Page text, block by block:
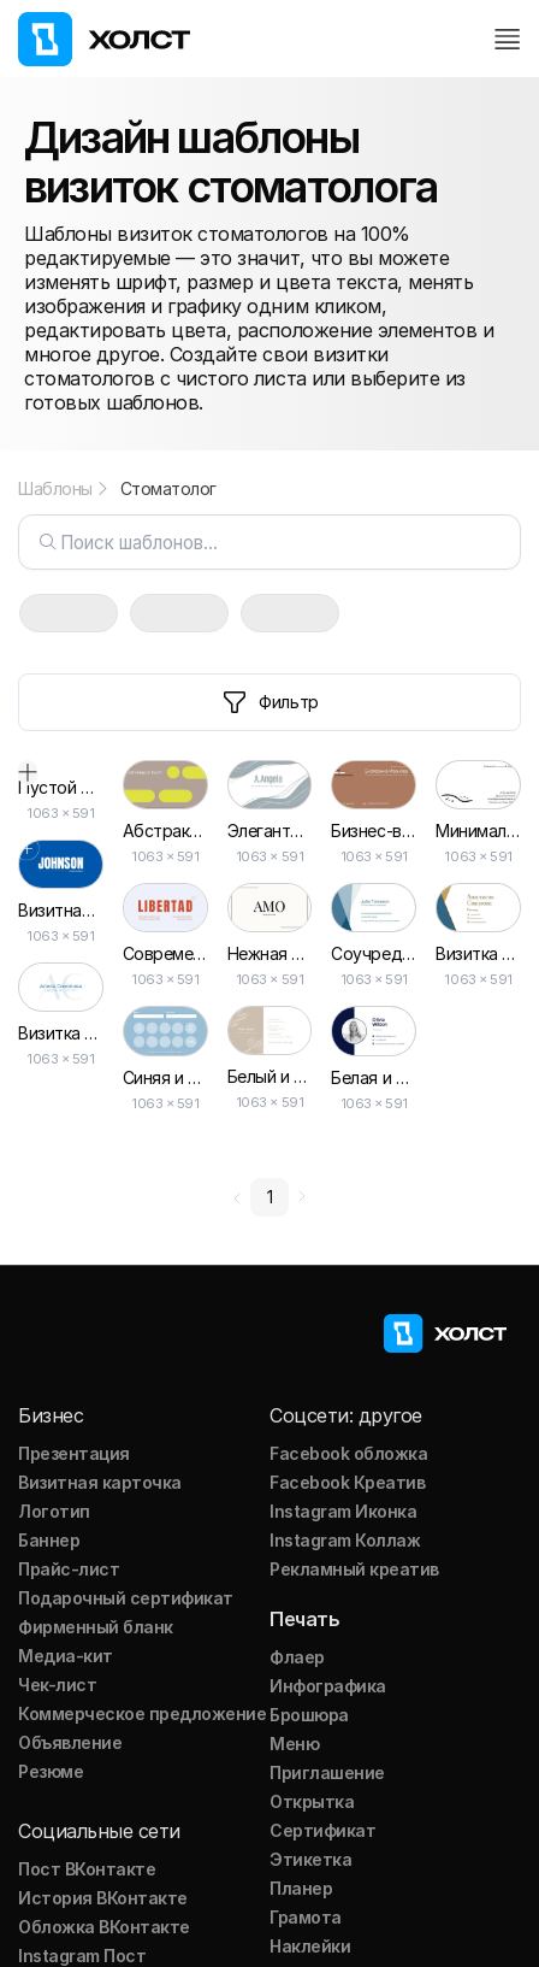
Дизайн шаблоны
визиток стоматолога
Шаблоны визиток стоматологов на 100%
редактируемые — это значит, что вы можете
изменять шрифт, размер и цвета текста, менять
изображения и графику одним кликом,
редактировать цвета, расположение элементов и
многое другое. Создайте свои визитки
стоматологов с чистого листа или выберите из
готовых шаблонов.
Шаблоны Стоматолог
Фильтр
Пустой дизайн-макет
1063 × 591
Визитная Карточка Графического Дизайнера
1063 × 591
Визитка Парикмахера: Бело-синяя Стильная Дизайнерская Шаблон
1063 × 591
Абстрактнаяfancy Простая Визитка
1063 × 591
Современная Минималистичная Визитка в Голубых и Красных Тонах
1063 × 591
Синяя и Белая Минималистичная Визитная Карточка для Салона Красоты
1063 × 591
Элегантная Визитка в Белых и Голубых Тонах
1063 × 591
Нежная Бежевая Визитка для Магазина – Удобный Макет
1063 × 591
Белый и Бежевый Красивый Стиль Волос Визитная Карточка
1063 × 591
Бизнес-визитка в Строгом Коричневом Стиле
1063 × 591
Соучредитель Компании Геометрическая Визитная Карточка
1063 × 591
Белая и Синяя Простая Элегантная Визитная Карточка
1063 × 591
Минималистичная Визитка для Ювелирного Магазина
1063 × 591
Визитка для Агентов по Недвижимости в Белом и Золотом Дизайне
1063 × 591
1
Бизнес
Презентация
Визитная карточка
Логотип
Баннер
Прайс-лист
Подарочный сертификат
Фирменный бланк
Медиа-кит
Чек-лист
Коммерческое предложение
Объявление
Резюме
Социальные сети
Пост ВКонтакте
История ВКонтакте
Обложка ВКонтакте
Instagram Пост
Соцсети: другое
Facebook обложка
Facebook Креатив
Instagram Иконка
Instagram Коллаж
Рекламный креатив
Печать
Флаер
Инфографика
Брошюра
Меню
Приглашение
Открытка
Сертификат
Этикетка
Планер
Грамота
Наклейки